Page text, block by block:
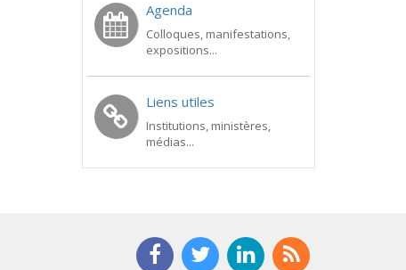
Agenda
Colloques, manifestations,
expositions...
Liens utiles
Institutions, ministères,
médias...